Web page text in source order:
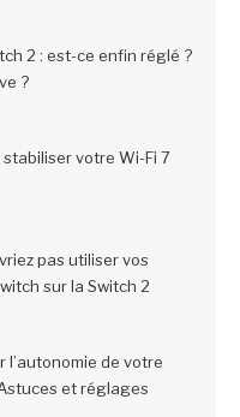
2 : est-ce enfin réglé ?
?
stabiliser votre Wi-Fi 7
pas utiliser vos
sur la Switch 2
l’autonomie de votre
et réglages